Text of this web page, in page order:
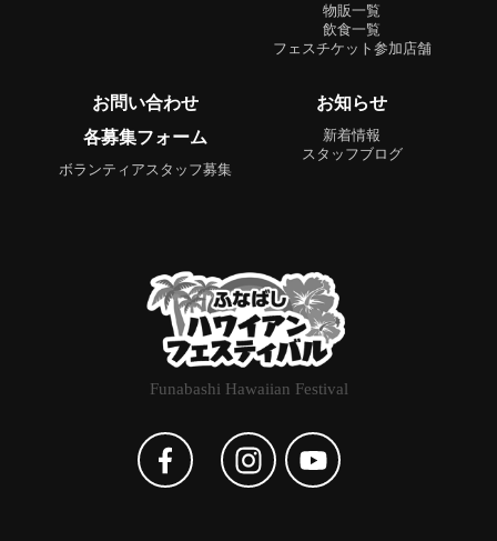
物販一覧
飲食一覧
フェスチケット参加店舗
お問い合わせ
各募集フォーム
ボランティアスタッフ募集
お知らせ
新着情報
スタッフブログ
Funabashi Hawaiian Festival